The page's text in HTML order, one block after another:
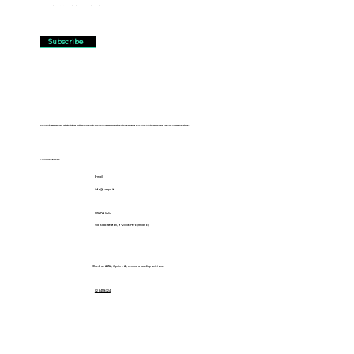
Subscribe to the SWAPA newsletter to receive latest informations and exclusive offers.
Subscribe
SWAPA è un marchio registrato, tutti i diritti sono riservati. SWAPA è un marchio distribuito in esclusiva da FILANTE Motors srl con sede a Pero, Via Isaac Newton 9.
P.IVA 11173950962
E-mail
info@ swapa.it
SWAPA Italia
Via Isaac Newton, 9 - 20016 Pero (Milano)
Chiedi ad ANNA, il primo AI, sempre a tua disposizione!
02 84156324